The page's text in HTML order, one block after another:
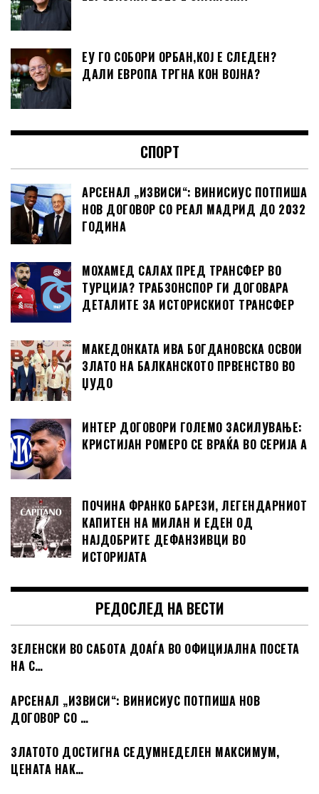
ЕУ ГО СОБОРИ ОРБАН,КОЈ Е СЛЕДЕН?
ДАЛИ ЕВРОПА ТРГНА КОН ВОЈНА?
СПОРТ
АРСЕНАЛ „ИЗВИСИ“: ВИНИСИУС ПОТПИША
НОВ ДОГОВОР СО РЕАЛ МАДРИД ДО 2032
ГОДИНА
МОХАМЕД САЛАХ ПРЕД ТРАНСФЕР ВО
ТУРЦИЈА? ТРАБЗОНСПОР ГИ ДОГОВАРА
ДЕТАЛИТЕ ЗА ИСТОРИСКИОТ ТРАНСФЕР
МАКЕДОНКАТА ИВА БОГДАНОВСКА ОСВОИ
ЗЛАТО НА БАЛКАНСКОТО ПРВЕНСТВО ВО
ЏУДО
ИНТЕР ДОГОВОРИ ГОЛЕМО ЗАСИЛУВАЊЕ:
КРИСТИЈАН РОМЕРО СЕ ВРАЌА ВО СЕРИЈА А
ПОЧИНА ФРАНКО БАРЕЗИ, ЛЕГЕНДАРНИОТ
КАПИТЕН НА МИЛАН И ЕДЕН ОД
НАЈДОБРИТЕ ДЕФАНЗИВЦИ ВО
ИСТОРИЈАТА
РЕДОСЛЕД НА ВЕСТИ
ЗЕЛЕНСКИ ВО САБОТА ДОАЃА ВО ОФИЦИЈАЛНА ПОСЕТА
НА С…
АРСЕНАЛ „ИЗВИСИ“: ВИНИСИУС ПОТПИША НОВ
ДОГОВОР СО …
ЗЛАТОТО ДОСТИГНА СЕДУМНЕДЕЛЕН МАКСИМУМ,
ЦЕНАТА НАК…